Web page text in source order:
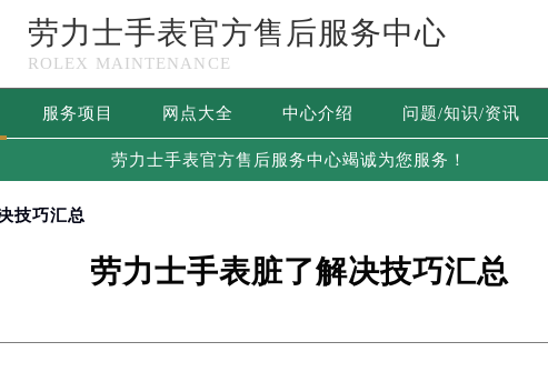
劳力士手表官方售后服务中心
ROLEX MAINTENANCE
服务项目 网点大全 中心介绍 问题/知识/资讯
劳力士手表官方售后服务中心竭诚为您服务！
技巧汇总
劳力士手表脏了解决技巧汇总